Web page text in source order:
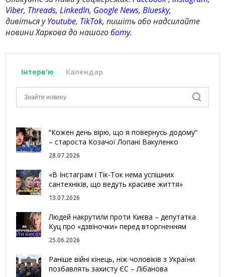
Viber, Threads,LinkedIn, Google News,Bluesky,
дивіться уYoutube, TikTok, пишіть або надсилайте
новини Харкова до нашогоботу.
Інтерв'ю Календар
“Кожен день вірю, що я повернусь додому”
– староста Козачої Лопані Вакуленко
28.07.2026
«В Інстаграм і Тік-Ток нема успішних
сантехніків, що ведуть красиве життя»
13.07.2026
Людей накрутили проти Києва – депутатка
Куц про «дзвіночки» перед вторгненням
25.06.2026
Раніше війні кінець, ніж чоловіків з України
позбавлять захисту ЄС – Лібанова